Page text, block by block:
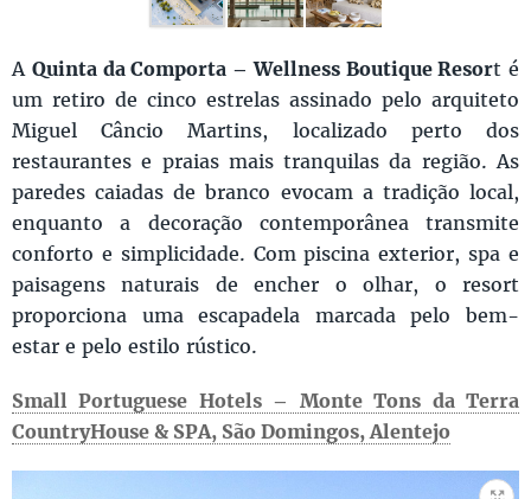
A Quinta da Comporta – Wellness Boutique Resort é
um retiro de cinco estrelas assinado pelo arquiteto
Miguel Câncio Martins, localizado perto dos
restaurantes e praias mais tranquilas da região. As
paredes caiadas de branco evocam a tradição local,
enquanto a decoração contemporânea transmite
conforto e simplicidade. Com piscina exterior, spa e
paisagens naturais de encher o olhar, o resort
proporciona uma escapadela marcada pelo bem-
estar e pelo estilo rústico.
Small Portuguese Hotels – Monte Tons da Terra
CountryHouse & SPA, São Domingos, Alentejo